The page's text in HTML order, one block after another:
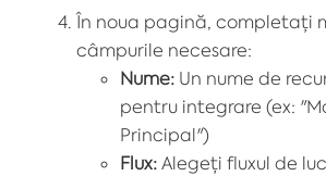
În noua pagină, completați
câmpurile necesare:
Nume: Un nume de
pentru integrare (ex:
Principal")
Flux: Alegeți fluxul de